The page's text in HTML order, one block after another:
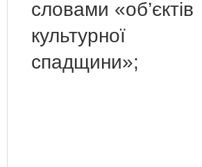
словами «об’єктів
культурної
спадщини»;